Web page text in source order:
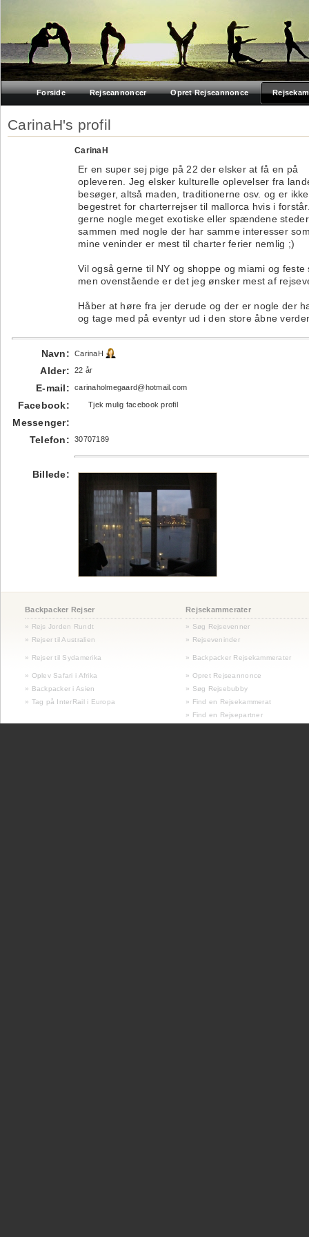
Forside Rejseannoncer Opret Rejseannonce
CarinaH's profil
CarinaH
Er en super sej pige på 22 der elsker at få en på
opleveren. Jeg elsker kulturelle oplevelser fra
besøger, altså maden, traditionerne osv. og er
begestret for charterrejser til mallorca hvis i
gerne nogle meget exotiske eller spændene
sammen med nogle der har samme interesser
mine veninder er mest til charter ferier nemlig ;)
Vil også gerne til NY og shoppe og miami og feste
men ovenstående er det jeg ønsker mest af
Håber at høre fra jer derude og der er nogle der
og tage med på eventyr ud i den store åbne
Navn: CarinaH
Alder: 22 år
E-mail: carinaholmegaard@hotmail.com
Facebook: Tjek mulig facebook profil
Messenger:
Telefon:
30707189
Billede:
Backpacker Rejser Rejsekammerater
» Rejs Jorden Rundt
» Søg Rejsevenner
» Rejser til Australien
» Rejseveninder
» Rejser til Sydamerika » Backpacker Rejsekammerater
» Oplev Safari i Afrika
» Opret Rejseannonce
» Backpacker i Asien
» Søg Rejsebubby
» Tag på InterRail i Europa
» Find en Rejsekammerat
» Find en Rejsepartner